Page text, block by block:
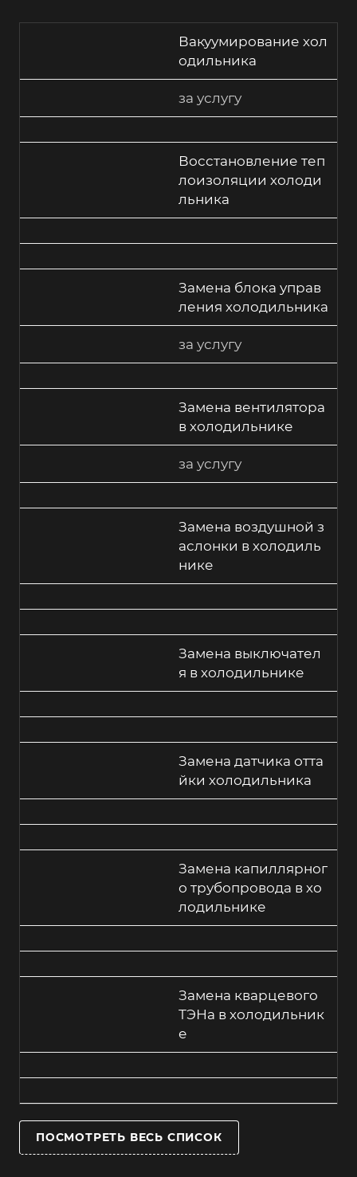
Вакуумирование хол
одильника
за услугу
Восстановление теп
лоизоляции холоди
льника
Замена блока управ
ления холодильника
за услугу
Замена вентилятора
в холодильнике
за услугу
Замена воздушной з
аслонки в холодиль
нике
Замена выключател
я в холодильнике
Замена датчика отта
йки холодильника
Замена капиллярног
о трубопровода в хо
лодильнике
Замена кварцевого
ТЭНа в холодильник
е
ПОСМОТРЕТЬ ВЕСЬ СПИСОК